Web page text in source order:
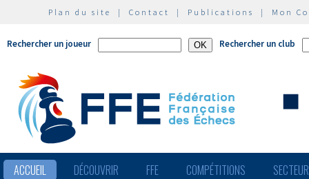
Plan du site | Contact | Publications | Mon
Rechercher un joueur Rechercher un club
ACCUEIL DÉCOUVRIR FFE COMPÉTITIONS